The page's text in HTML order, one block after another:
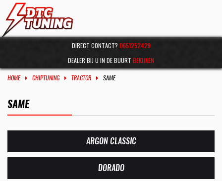
DIRECT CONTACT? 0651252429
DEALER BIJ U IN DE BUURT BEKIJKEN
HOME CHIPTUNING TRACTOR SAME
SAME
ARGON CLASSIC
DORADO